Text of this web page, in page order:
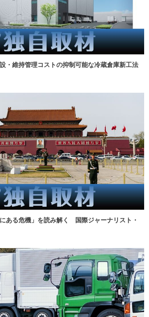
・維持管理コストの抑制可能な冷蔵倉庫新工法
にある危機」を読み解く 国際ジャーナリスト・